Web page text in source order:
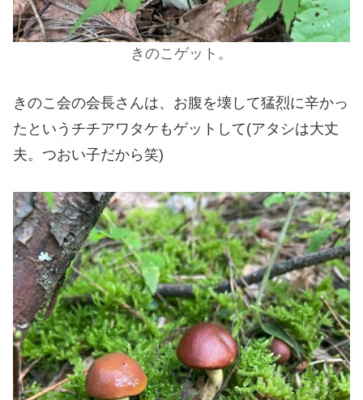
きのこゲット。
きのこ会の会長さんは、お腹を壊して猛烈に辛かっ
たというチチアワタケもゲットして(アタシは大丈
夫。つおい子だから笑)